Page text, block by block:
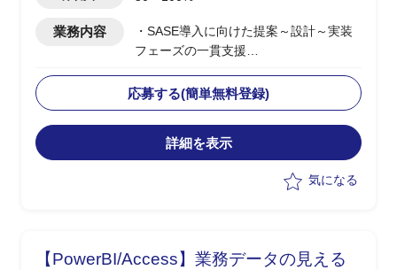
業務内容
・SASE導入に向けた提案～設計～実装
フェーズの一貫支援
ション設計の実施
・セールスエンジニアとしての技術説明
および提案資料作成
・複数案件における要件整理およびアー
・グローバル展開案件における構想整理
応募する(簡単無料登録)
詳細を表示
気になる
【PowerBI/Access】業務データの見える